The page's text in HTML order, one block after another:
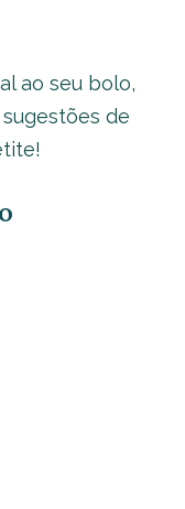
ao seu bolo,
de